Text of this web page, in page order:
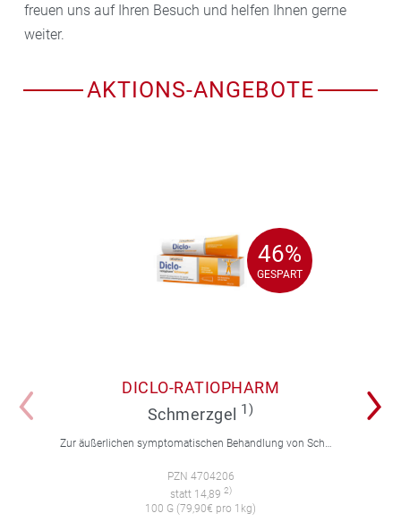
freuen uns auf Ihren Besuch und helfen Ihnen gerne
weiter.
AKTIONS-ANGEBOTE
46%
GESPART
46%
GESPART
DICLO-RATIOPHARM
Schmerzgel 1)
PZN 4704206
statt 14,89 2)
100 G (79,90€ pro 1kg)